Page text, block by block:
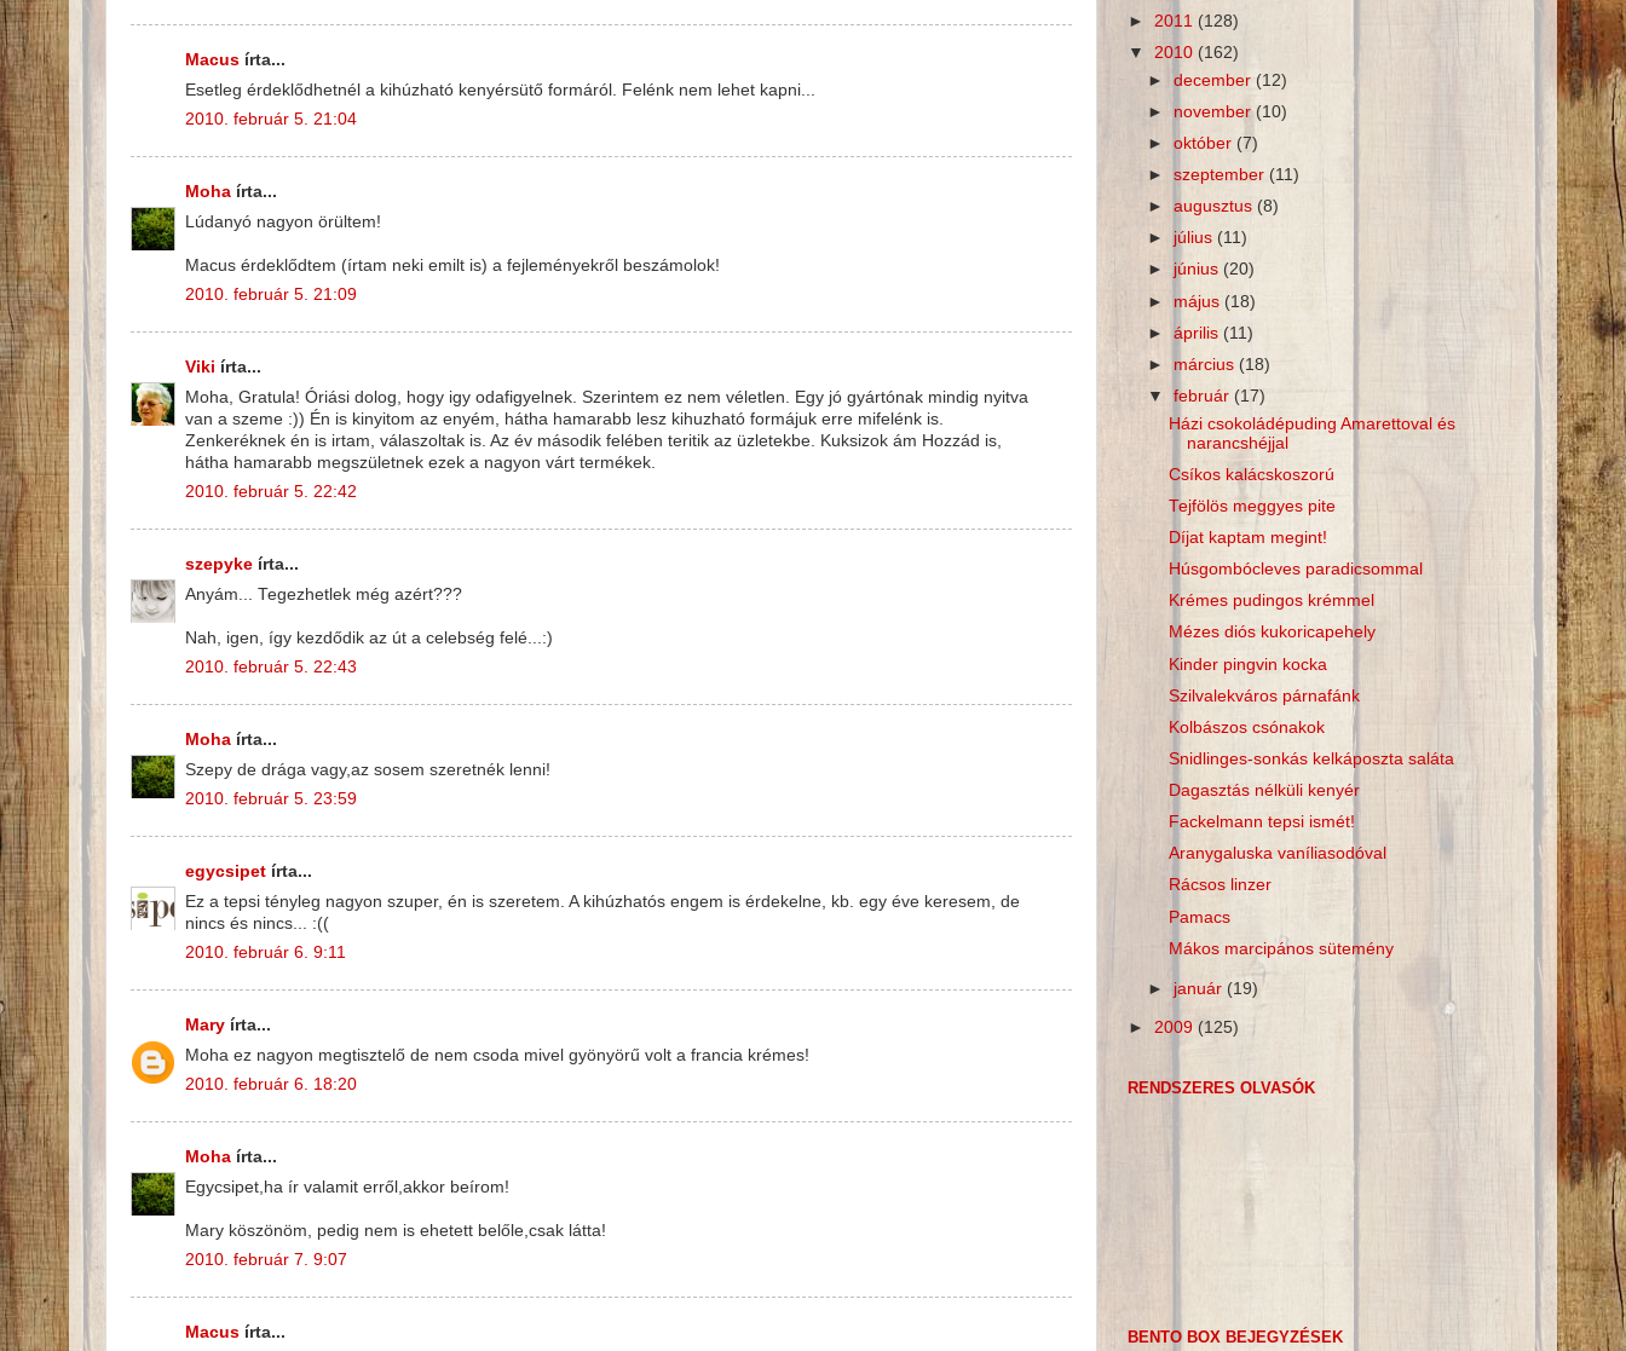
Macus írta...
Esetleg érdeklődhetnél a kihúzható kenyérsütő formáról. Felénk nem lehet kapni...
2010. február 5. 21:04
Moha írta...
Lúdanyó nagyon örültem!
Macus érdeklődtem (írtam neki emilt is) a fejleményekről beszámolok!
2010. február 5. 21:09
Viki írta...
Moha, Gratula! Óriási dolog, hogy igy odafigyelnek. Szerintem ez nem véletlen. Egy jó gyártónak mindig nyitva
van a szeme :)) Én is kinyitom az enyém, hátha hamarabb lesz kihuzható formájuk erre mifelénk is.
Zenkeréknek én is irtam, válaszoltak is. Az év második felében teritik az üzletekbe. Kuksizok ám Hozzád is,
hátha hamarabb megszületnek ezek a nagyon várt termékek.
2010. február 5. 22:42
szepyke írta...
Anyám... Tegezhetlek még azért???
Nah, igen, így kezdődik az út a celebség felé...:)
2010. február 5. 22:43
Moha írta...
Szepy de drága vagy,az sosem szeretnék lenni!
2010. február 5. 23:59
egycsipet írta...
Ez a tepsi tényleg nagyon szuper, én is szeretem. A kihúzhatós engem is érdekelne, kb. egy éve keresem, de
nincs és nincs... :((
2010. február 6. 9:11
Mary írta...
Moha ez nagyon megtisztelő de nem csoda mivel gyönyörű volt a francia krémes!
2010. február 6. 18:20
Moha írta...
Egycsipet,ha ír valamit erről,akkor beírom!
Mary köszönöm, pedig nem is ehetett belőle,csak látta!
2010. február 7. 9:07
Macus írta...
► 2011 (128)
▼ 2010 (162)
►december(12)
► november (10)
►október (7)
►szeptember(11)
►augusztus (8)
► július(11)
► június(20)
► május (18)
►április (11)
► március(18)
▼február(17)
Házi csokoládépuding Amarettoval és
narancshéjjal
Csíkos kalácskoszorú
Tejfölös meggyes pite
Díjat kaptam megint!
Húsgombócleves paradicsommal
Krémes pudingos krémmel
Mézes diós kukoricapehely
Kinder pingvin kocka
Szilvalekváros párnafánk
Kolbászos csónakok
Snidlinges-sonkás kelkáposzta saláta
Dagasztás nélküli kenyér
Fackelmann tepsi ismét!
Aranygaluska vaníliasodóval
Rácsos linzer
Pamacs
Mákos marcipános sütemény
► január (19)
► 2009 (125)
RENDSZERES OLVASÓK
BENTO BOX BEJEGYZÉSEK